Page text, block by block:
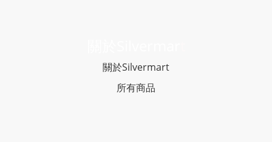
關於Silvermart
所有商品